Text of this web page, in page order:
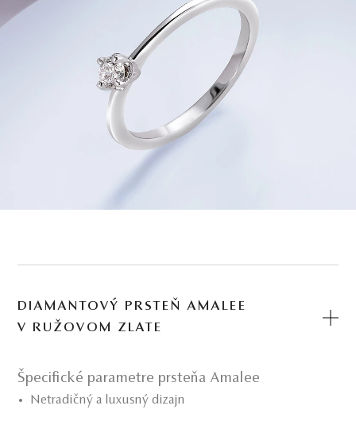
DIAMANTOVÝ PRSTEŇ AMALEE
V RUŽOVOM ZLATE
Špecifické parametre prsteňa Amalee
Netradičný a luxusný dizajn